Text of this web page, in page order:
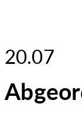
20.07